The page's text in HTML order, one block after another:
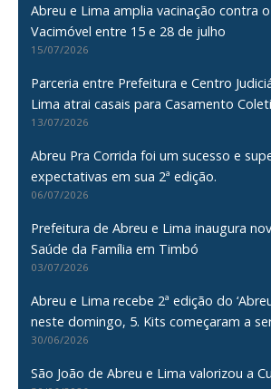
Abreu e Lima amplia vacinação contra
Vacimóvel entre 15 e 28 de julho
15/07/2026
Parceria entre Prefeitura e Centro
Lima atrai casais para Casamento
13/07/2026
Abreu Pra Corrida foi um sucesso e
expectativas em sua 2ª edição.
06/07/2026
Prefeitura de Abreu e Lima inaugura
Saúde da Família em Timbó
03/07/2026
Abreu e Lima recebe 2ª edição do
neste domingo, 5. Kits começaram a
30/06/2026
São João de Abreu e Lima valorizou a